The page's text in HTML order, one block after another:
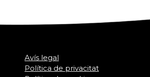
Avís legal
Política de privacitat